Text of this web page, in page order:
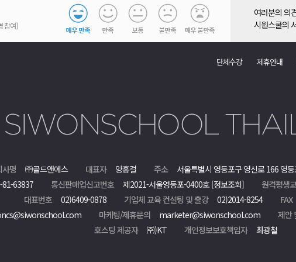
참여]
여러분의 의
시원스쿨의
단체수강 제휴안내
사명 ㈜골드앤에스 대표자 양홍걸 주소
서울특별시 영등포구 영신로 166 영
81-63837 통신판매업신고번호 제2021-서울영등포-0400호 [정보조회] 원격평생
대표번호
02)6409-0878 기업체 교육 컨설팅 및 출강 02)2014-8254 FAX
마케팅/제휴문의 marketer@siwonschool.com 제안
호스팅 제공자
㈜)KT 개인정보보호책임자 최광철